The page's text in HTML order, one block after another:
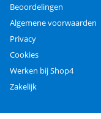
Beoordelingen
Algemene voorwaarden
Privacy
Cookies
Werken bij Shop4
Zakelijk